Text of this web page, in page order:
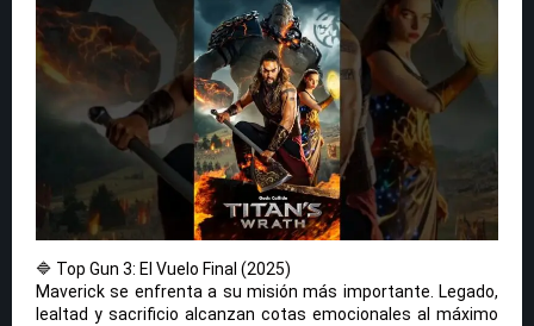
🔷 Top Gun 3: El Vuelo Final (2025)
Maverick se enfrenta a su misión más importante. Legado,
lealtad y sacrificio alcanzan cotas emocionales al máximo